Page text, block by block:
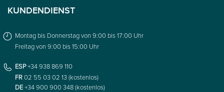
KUNDENDIENST
Montag bis Donnerstag von 9:00 bis 17:00 Uhr
Freitag von 9:00 bis 15:00 Uhr
ESP+34 938 869 110
FR02 55 03 02 13 (kostenlos)
DE+34 900 900 348 (kostenlos)